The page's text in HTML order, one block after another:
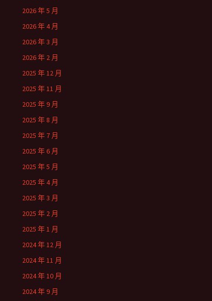
2026 年 5 月
2026 年 4 月
2026 年 3 月
2026 年 2 月
2025 年 12 月
2025 年 11 月
2025 年 9 月
2025 年 8 月
2025 年 7 月
2025 年 6 月
2025 年 5 月
2025 年 4 月
2025 年 3 月
2025 年 2 月
2025 年 1 月
2024 年 12 月
2024 年 11 月
2024 年 10 月
2024 年 9 月